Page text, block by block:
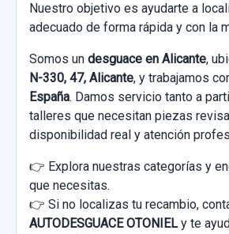
Nuestro objetivo es ayudarte a
adecuado de forma rápida y con la
Somos un desguace en Alicante,
N-330, 47, Alicante, y trabajamos
España. Damos servicio tanto a
talleres que necesitan piezas
disponibilidad real y atención
👉 Explora nuestras categorías y
que necesitas.
👉 Si no localizas tu recambio,
AUTODESGUACE OTONIELy te